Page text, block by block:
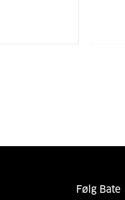
Følg Bate